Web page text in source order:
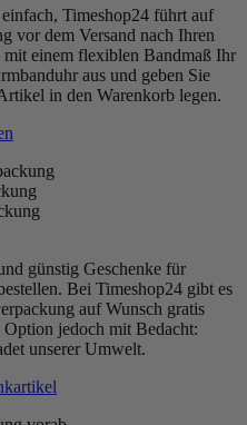
Timeshop24 führt auf
vor dem Versand nach Ihren
mit einem flexiblen Bandmaß Ihr
aus und geben Sie
in den Warenkorb legen.
günstig Geschenke für
Bei Timeshop24 gibt es
auf Wunsch gratis
jedoch mit Bedacht:
unserer Umwelt.